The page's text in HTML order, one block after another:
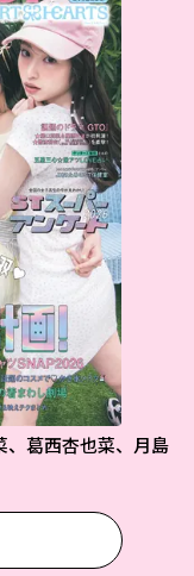
、葛西杏也菜、月島